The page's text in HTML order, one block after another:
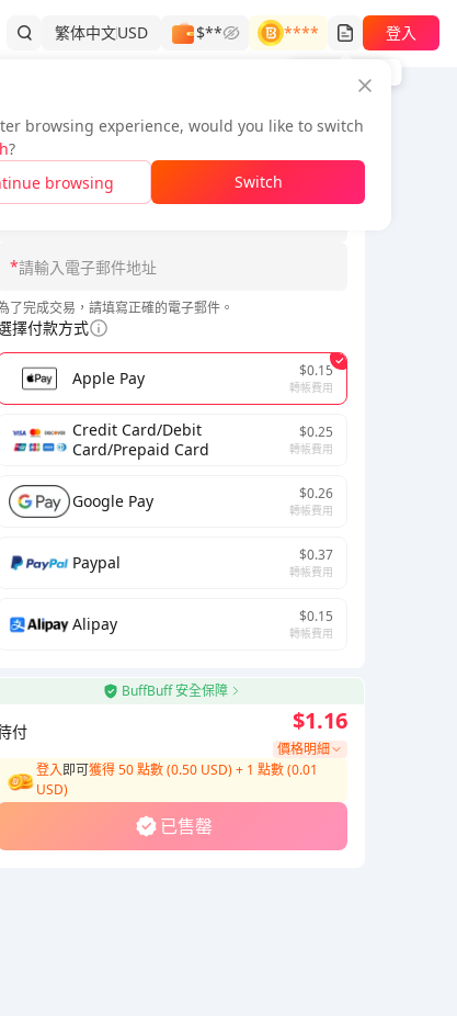
繁体中文USD $**
****
登入
單資訊
*
*
了完成交易，請填寫正確的電子郵件。
擇付款方式
Apple Pay $0.15
轉帳費用
Credit Card/Debit
Card/Prepaid Card
$0.25
轉帳費用
Google Pay $0.26
轉帳費用
Paypal $0.37
轉帳費用
Alipay $0.15
轉帳費用
BuffBuff 安全保障
付
價格明細
$1.16
登入即可獲得 50 點數 (0.50 USD)+ 1 點數 (0.01
USD)
已售罄
browsing experience, would you like to switch
?
browsing
Switch